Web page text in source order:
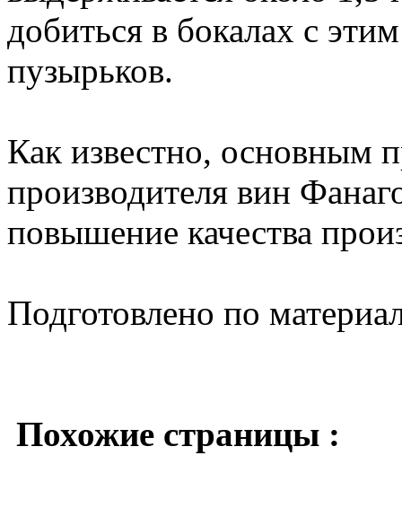
добиться в бокалах с
пузырьков.
Как известно, основным
производителя вин
повышение качества
Подготовлено по
Похожие страницы :